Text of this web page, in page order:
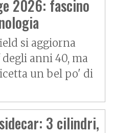
2026: fascino
si aggiorna
anni 40, ma
un bel po' di
3 cilindri,